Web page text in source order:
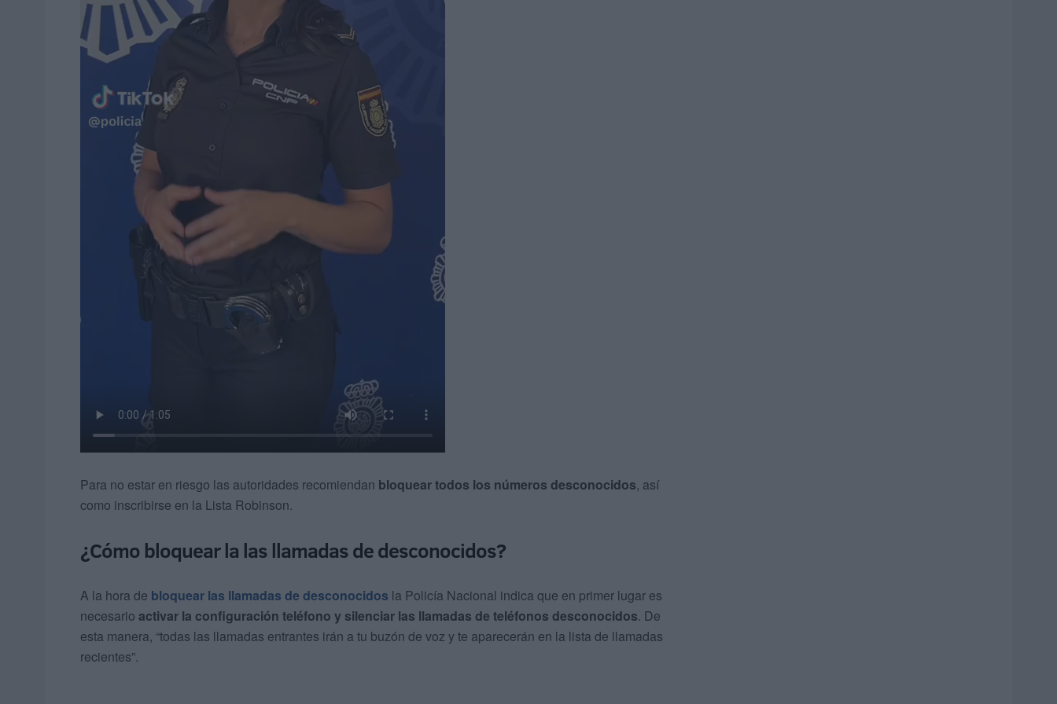
Para no estar en riesgo las autoridades recomiendan bloquear todos los números desconocidos, así
como inscribirse en la Lista Robinson.
¿Cómo bloquear la las llamadas de desconocidos?
A la hora de bloquear las llamadas de desconocidos la Policía Nacional indica que en primer lugar es
necesario activar la configuración teléfono y silenciar las llamadas de teléfonos desconocidos. De
esta manera, “todas las llamadas entrantes irán a tu buzón de voz y te aparecerán en la lista de llamadas
recientes”.